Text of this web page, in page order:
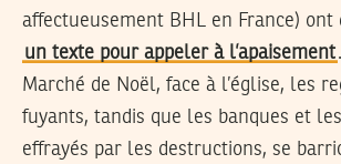
affectueusement BHL en France) ont
un texte pour appeler à l’apaisement
Marché de Noël, face à l’église, les
fuyants, tandis que les banques et
effrayés par les destructions, se